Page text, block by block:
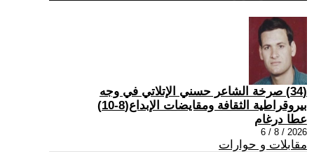
(34) صرخة الشاعر حسني الإتلاتي في وجه
بيروقراطية الثقافة ومقايضات الإبداع(8-10)
عطا درغام
2026 / 8 / 6
مقابلات و حوارات